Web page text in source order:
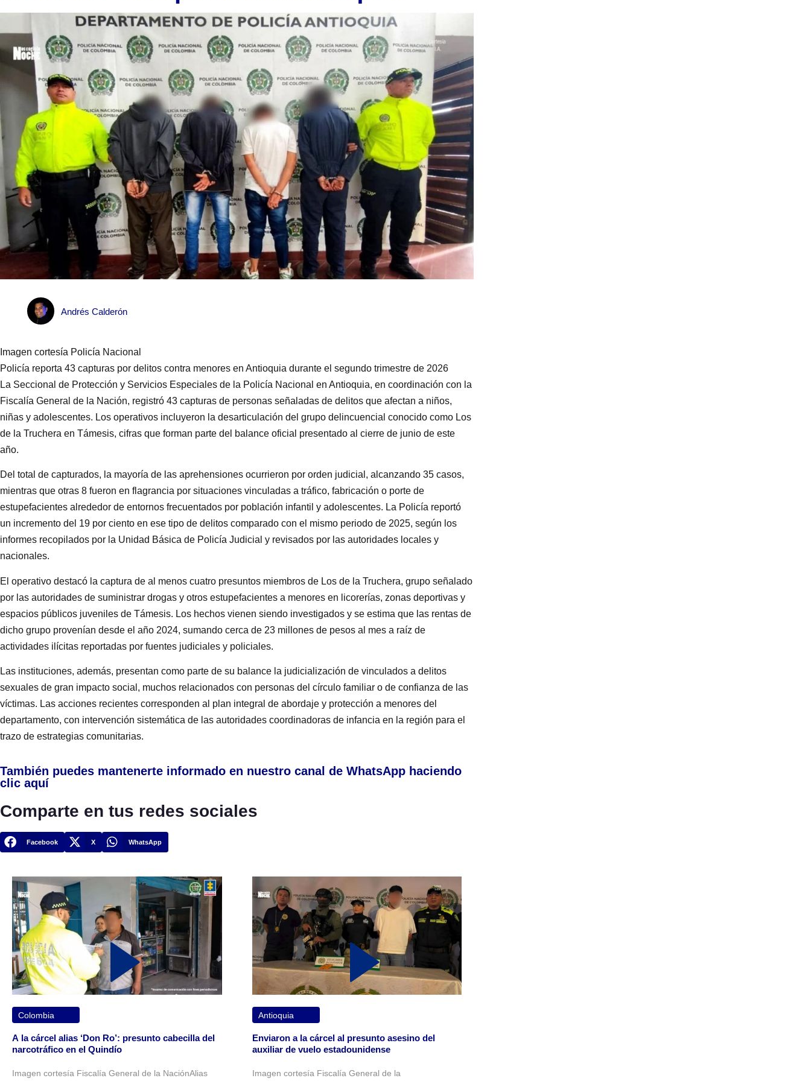
Andrés Calderón
Imagen cortesía Policía Nacional
Policía reporta 43 capturas por delitos contra menores en Antioquia durante el segundo trimestre de 2026
La Seccional de Protección y Servicios Especiales de la Policía Nacional en Antioquia, en coordinación con la
Fiscalía General de la Nación, registró 43 capturas de personas señaladas de delitos que afectan a niños,
niñas y adolescentes. Los operativos incluyeron la desarticulación del grupo delincuencial conocido como Los
de la Truchera en Támesis, cifras que forman parte del balance oficial presentado al cierre de junio de este
año.
Del total de capturados, la mayoría de las aprehensiones ocurrieron por orden judicial, alcanzando 35 casos,
mientras que otras 8 fueron en flagrancia por situaciones vinculadas a tráfico, fabricación o porte de
estupefacientes alrededor de entornos frecuentados por población infantil y adolescentes. La Policía reportó
un incremento del 19 por ciento en ese tipo de delitos comparado con el mismo periodo de 2025, según los
informes recopilados por la Unidad Básica de Policía Judicial y revisados por las autoridades locales y
nacionales.
El operativo destacó la captura de al menos cuatro presuntos miembros de Los de la Truchera, grupo señalado
por las autoridades de suministrar drogas y otros estupefacientes a menores en licorerías, zonas deportivas y
espacios públicos juveniles de Támesis. Los hechos vienen siendo investigados y se estima que las rentas de
dicho grupo provenían desde el año 2024, sumando cerca de 23 millones de pesos al mes a raíz de
actividades ilícitas reportadas por fuentes judiciales y policiales.
Las instituciones, además, presentan como parte de su balance la judicialización de vinculados a delitos
sexuales de gran impacto social, muchos relacionados con personas del círculo familiar o de confianza de las
víctimas. Las acciones recientes corresponden al plan integral de abordaje y protección a menores del
departamento, con intervención sistemática de las autoridades coordinadoras de infancia en la región para el
trazo de estrategias comunitarias.
También puedes mantenerte informado en nuestro canal de WhatsApp haciendo
clic aquí
Comparte en tus redes sociales
Facebook X WhatsApp
Colombia
A la cárcel alias ‘Don Ro’: presunto cabecilla del
narcotráfico en el Quindío
Imagen cortesía Fiscalía General de la NaciónAlias
Antioquia
Enviaron a la cárcel al presunto asesino del
auxiliar de vuelo estadounidense
Imagen cortesía Fiscalía General de la